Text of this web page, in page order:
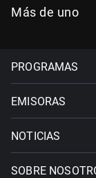
Más de uno
PROGRAMAS
EMISORAS
NOTICIAS
SOBRE